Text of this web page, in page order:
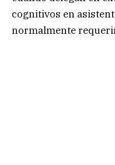
cognitivos en
normalmente